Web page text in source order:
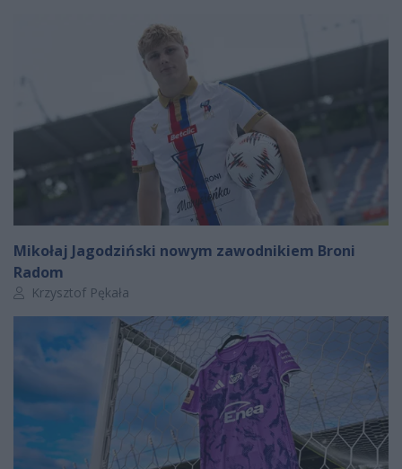
Mikołaj Jagodziński nowym zawodnikiem Broni
Radom
Autor artykułu:
Krzysztof Pękała